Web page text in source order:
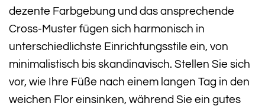
dezente Farbgebung und das ansprechende
Cross-Muster fügen sich harmonisch in
unterschiedlichste Einrichtungsstile ein, von
minimalistisch bis skandinavisch. Stellen Sie sich
vor, wie Ihre Füße nach einem langen Tag in den
weichen Flor einsinken, während Sie ein gutes